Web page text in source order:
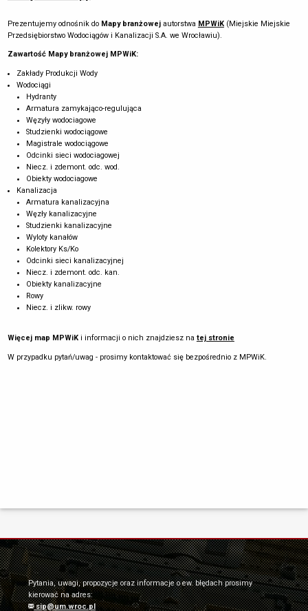
Prezentujemy odnośnik do Mapy branżowejautorstwa MPWiK(Miejskie Miejskie
Przedsiębiorstwo Wodociągów i Kanalizacji S.A. we Wrocławiu).
Zawartość Mapy branżowej MPWiK:
Zakłady Produkcji Wody
Wodociągi
Hydranty
Armatura zamykająco-regulująca
Węzyły wodociagowe
Studzienki wodociągowe
Magistrale wodociągowe
Odcinki sieci wodociagowej
Niecz. i zdemont. odc. wod.
Obiekty wodociagowe
Kanalizacja
Armatura kanalizacyjna
Węzły kanalizacyjne
Studzienki kanalizacyjne
Wyloty kanałów
Kolektory Ks/Ko
Odcinki sieci kanalizacyjnej
Niecz. i zdemont. odc. kan.
Obiekty kanalizacyjne
Rowy
Niecz. i zlikw. rowy
Więcej map MPWiKi informacji o nich znajdziesz na tej stronie
W przypadku pytań/uwag - prosimy kontaktować się bezpośrednio z MPWiK.
Pytania, uwagi, propozycje oraz informacje o ew. błędach prosimy
kierować na adres:
sip@um.wroc.pl